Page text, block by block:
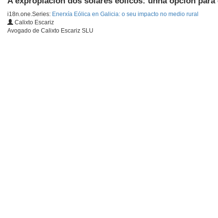
i18n.one.Series: Enerxía Eólica en Galicia: o seu impacto no medio rural
Calixto Escariz
Avogado de Calixto Escariz SLU